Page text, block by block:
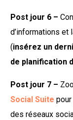
Post jour 6 –
d’informations et
(insérez un
de planification
Post jour 7 –
Social Suite
des réseaux